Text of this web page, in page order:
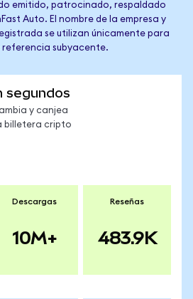
emitido, patrocinado, respaldado
Auto. El nombre de la empresa y
se utilizan únicamente para
subyacente.
segundos
y canjea
billetera cripto
Descargas
10M+
Reseñas
483.9K